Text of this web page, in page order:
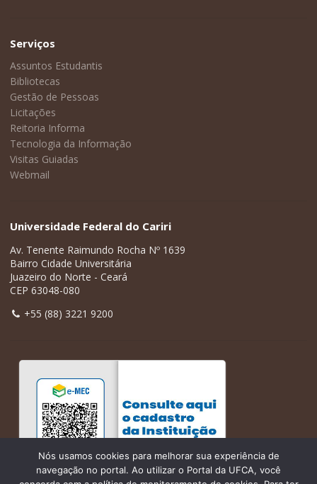
Serviços
Assuntos Estudantis
Bibliotecas
Gestão de Pessoas
Licitações
Reitoria Informa
Tecnologia da Informação
Visitas Guiadas
Webmail
Universidade Federal do Cariri
Av. Tenente Raimundo Rocha Nº 1639
Bairro Cidade Universitária
Juazeiro do Norte - Ceará
CEP 63048-080
+55 (88) 3221 9200
Nós usamos cookies para melhorar sua experiência de
navegação no portal. Ao utilizar o Portal da UFCA, você